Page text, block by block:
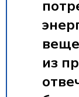
из